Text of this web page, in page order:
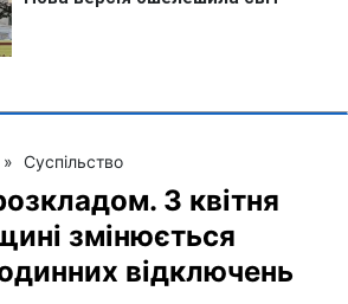
» Суспільство
З квітня
змінюється
відключень